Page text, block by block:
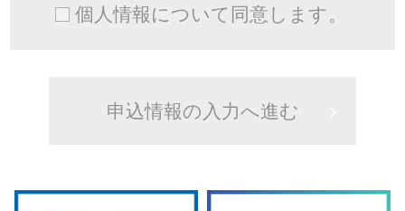
個人情報について同意します。